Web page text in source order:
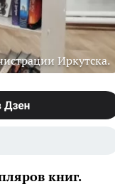
Иркутска.
книг.